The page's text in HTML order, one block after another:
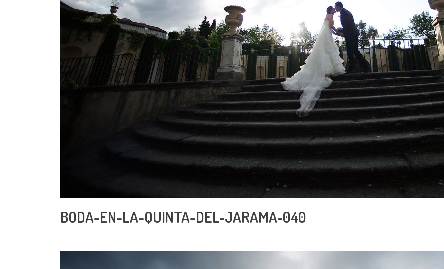
BODA-EN-LA-QUINTA-DEL-JARAMA-040